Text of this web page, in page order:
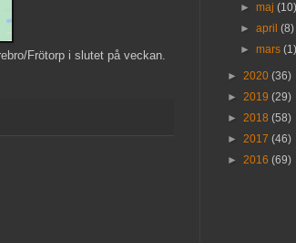
Frötorp i slutet på veckan.
►maj(10)
►april(8)
►mars(1)
► 2020 (36)
► 2019 (29)
► 2018 (58)
► 2017 (46)
► 2016 (69)